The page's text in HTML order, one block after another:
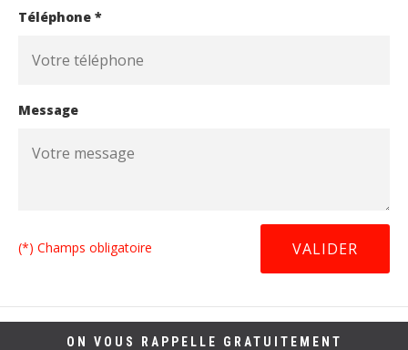
Téléphone *
Message
(*) Champs obligatoire
ON VOUS RAPPELLE GRATUITEMENT